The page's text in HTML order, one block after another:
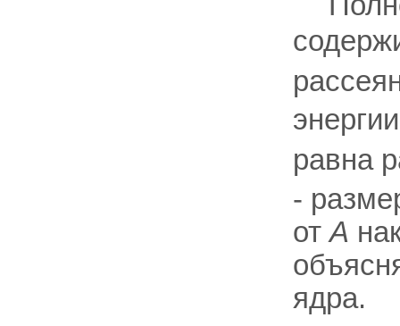
равна
-
отА
ядра.